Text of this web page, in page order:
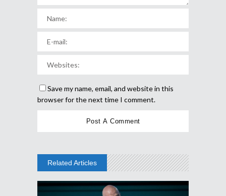
Save my name, email, and website in this
browser for the next time I comment.
Related Articles